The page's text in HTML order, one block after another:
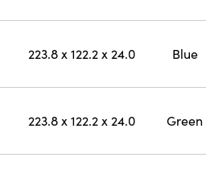
223.8 x 122.2 x 24.0 Blue
223.8 x 122.2 x 24.0 Green